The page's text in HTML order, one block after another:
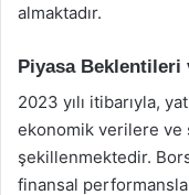
almaktadır.
Piyasa Beklentileri
2023 yılı itibarıyla,
ekonomik verilere ve
şekillenmektedir.
finansal